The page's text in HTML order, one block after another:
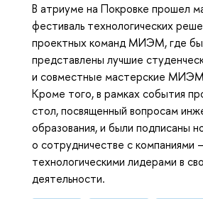
В атриуме на Покровке прошел
фестиваль технологических
проектных команд МИЭМ, где
представлены лучшие
и совместные мастерские
Кроме того, в рамках события
стол, посвященный вопросам
образования, и были подписаны
о сотрудничестве с компаниями –
технологическими лидерами в
деятельности.